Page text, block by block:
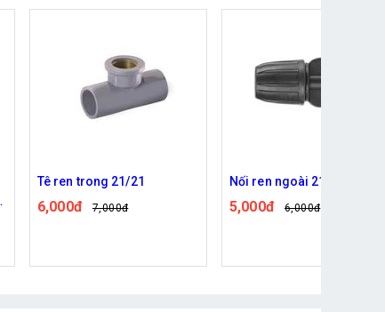
Tê ren trong 21/21
6,000đ 7,000đ
Nối ren ngoài 21 ra 8/11
5,000đ 6,000đ